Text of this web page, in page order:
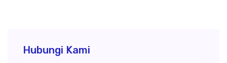
Hubungi Kami